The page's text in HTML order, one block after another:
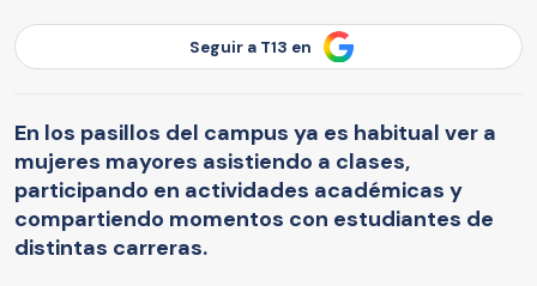
Seguir a T13 en
En los pasillos del campus ya es habitual ver a
mujeres mayores asistiendo a clases,
participando en actividades académicas y
compartiendo momentos con estudiantes de
distintas carreras.